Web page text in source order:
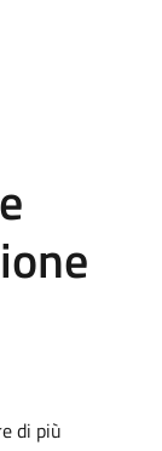
di più